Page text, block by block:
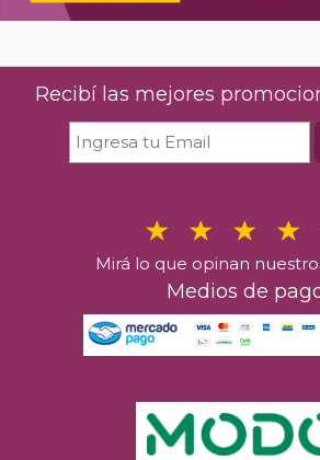
Recibí las mejores
Mirá lo que opinan
Medios de